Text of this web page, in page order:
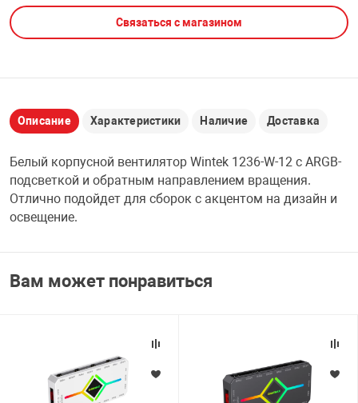
PCI АДАПТЕРЫ
USB
НАБОР ДЛЯ
CD-DVD ДИСКИ
ЛЕНТА ДЛЯ
ДОМА
ТЕХНИКА
Связаться с магазином
Описание Характеристики Наличие Доставка
Белый корпусной вентилятор Wintek 1236-W-12 с ARGB-
подсветкой и обратным направлением вращения.
Отлично подойдет для сборок с акцентом на дизайн и
освещение.
Вам может понравиться